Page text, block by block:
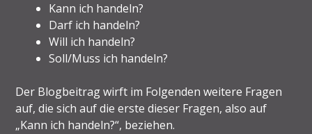
Kann ich handeln?
Darf ich handeln?
Will ich handeln?
Soll/Muss ich handeln?
Der Blogbeitrag wirft im Folgenden weitere Fragen
auf, die sich auf die erste dieser Fragen, also auf
„Kann ich handeln?“, beziehen.